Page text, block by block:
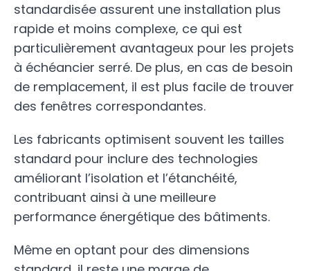
standardisée assurent une installation plus
rapide et moins complexe, ce qui est
particulièrement avantageux pour les projets
à échéancier serré. De plus, en cas de besoin
de remplacement, il est plus facile de trouver
des fenêtres correspondantes.
Les fabricants optimisent souvent les tailles
standard pour inclure des technologies
améliorant l’isolation et l’étanchéité,
contribuant ainsi à une meilleure
performance énergétique des bâtiments.
Même en optant pour des dimensions